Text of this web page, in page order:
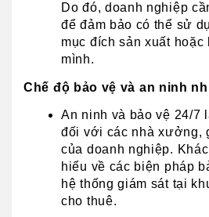
Do đó, doanh nghiệp
để đảm bảo có thể sử
mục đích sản xuất hoặc
mình.
Chế độ bảo vệ và an ninh
An ninh và bảo vệ 24/7
đối với các nhà xưởng,
của doanh nghiệp.
hiểu về các biện pháp
hệ thống giám sát tại
cho thuê.